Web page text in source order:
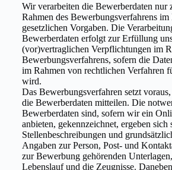
Wir verarbeiten die Bewerberdaten
Rahmen des Bewerbungsverfahrens
gesetzlichen Vorgaben. Die
Bewerberdaten erfolgt zur Erfüllung
(vor)vertraglichen Verpflichtungen im
Bewerbungsverfahrens, sofern die
im Rahmen von rechtlichen Verfahren
wird.
Das Bewerbungsverfahren setzt
die Bewerberdaten mitteilen. Die
Bewerberdaten sind, sofern wir ein
anbieten, gekennzeichnet, ergeben sich
Stellenbeschreibungen und
Angaben zur Person, Post- und
zur Bewerbung gehörenden
Lebenslauf und die Zeugnisse.